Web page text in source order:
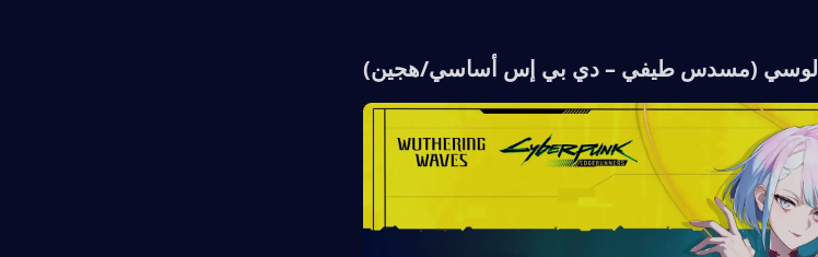
لوسي (مسدس طيفي – دي بي إس أساسي/هجين)